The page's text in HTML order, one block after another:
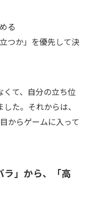
る
つか」を優先して決
くて、自分の立ち位
た。それからは、
からゲームに入って
ラ」から、「高